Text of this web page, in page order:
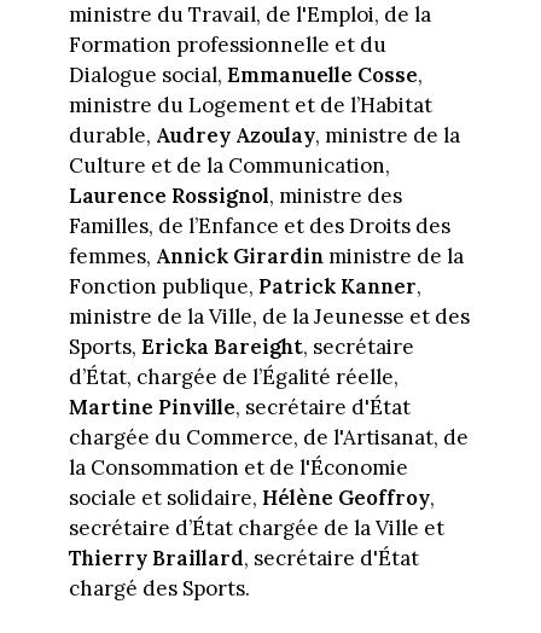
ministre du Travail, de l'Emploi, de la
Formation professionnelle et du
Dialogue social, Emmanuelle Cosse,
ministre du Logement et de l’Habitat
durable, Audrey Azoulay, ministre de la
Culture et de la Communication,
Laurence Rossignol, ministre des
Familles, de l’Enfance et des Droits des
femmes, Annick Girardinministre de la
Fonction publique, Patrick Kanner,
ministre de la Ville, de la Jeunesse et des
Sports, Ericka Bareight, secrétaire
d’État, chargée de l’Égalité réelle,
Martine Pinville, secrétaire d'État
chargée du Commerce, de l'Artisanat, de
la Consommation et de l'Économie
sociale et solidaire, Hélène Geoffroy,
secrétaire d’État chargée de la Ville et
Thierry Braillard, secrétaire d'État
chargé des Sports.